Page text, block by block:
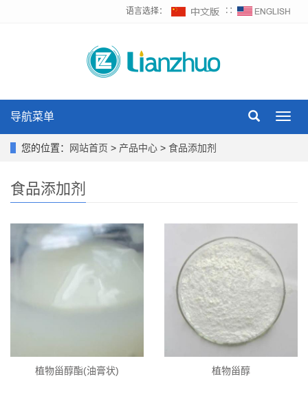
语言选择： ∷
导航菜单
您的位置： 网站首页 > 产品中心 > 食品添加剂
食品添加剂
植物甾醇酯(油膏状) 植物甾醇